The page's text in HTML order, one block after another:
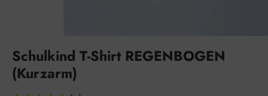
Schulkind T-Shirt REGENBOGEN
(Kurzarm)